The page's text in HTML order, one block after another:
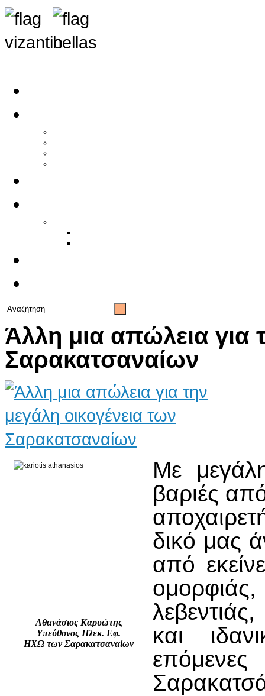
Άλλη μια απώλεια για
Σαρακατσαναίων
Αθανάσιος Καρυώτης
Υπεύθυνος Ηλεκ. Εφ.
ΗΧΩ των Σαρακατσαναίων
Με
βαριές
δικό μας
από
και